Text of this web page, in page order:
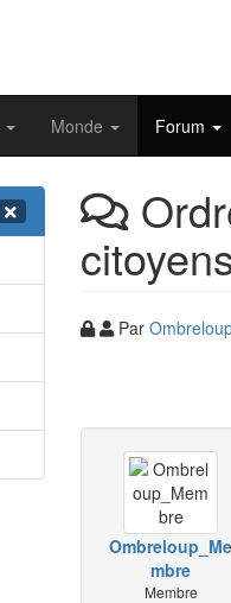
Monde Forum
Par
Ombreloup_Me
mbre
Membre